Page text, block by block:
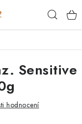
Sensitive
hodnocení